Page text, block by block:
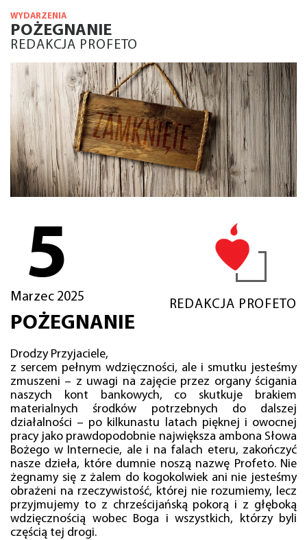
WYDARZENIA
POŻEGNANIE
REDAKCJA PROFETO
5
Marzec 2025
REDAKCJA PROFETO
POŻEGNANIE
Drodzy Przyjaciele,
z sercem pełnym wdzięczności, ale i smutku jesteśmy
zmuszeni – z uwagi na zajęcie przez organy ścigania
naszych kont bankowych, co skutkuje brakiem
materialnych środków potrzebnych do dalszej
działalności – po kilkunastu latach pięknej i owocnej
pracy jako prawdopodobnie największa ambona Słowa
Bożego w Internecie, ale i na falach eteru, zakończyć
nasze dzieła, które dumnie noszą nazwę Profeto. Nie
żegnamy się z żalem do kogokolwiek ani nie jesteśmy
obrażeni na rzeczywistość, której nie rozumiemy, lecz
przyjmujemy to z chrześcijańską pokorą i z głęboką
wdzięcznością wobec Boga i wszystkich, którzy byli
częścią tej drogi.